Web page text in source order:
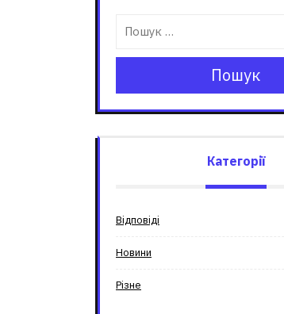
Пошук
Категорії
Відповіді
Новини
Різне